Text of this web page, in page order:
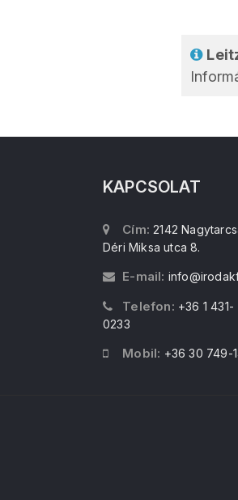
KAPCSOLAT
Cím: 2142
Déri Miksa utca 8.
E-mail:
Telefon: +36 1 431-
0233
Mobil: +36 30 749-